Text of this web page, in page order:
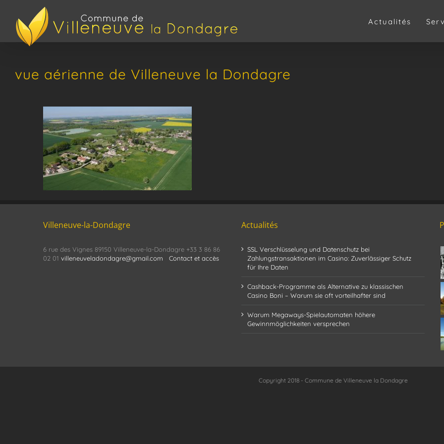
contenu
Actualités
vue aérienne de Villeneuve la Dondagre
Villeneuve-la-Dondagre
6 rue des Vignes 89150 Villeneuve-la-Dondagre +33 3 86 86
02 01 villeneuveladondagre@gmail.com Contact et accès
Actualités
SSL Verschlüsselung und Datenschutz bei
Zahlungstransaktionen im Casino: Zuverlässiger Schutz
für Ihre Daten
Cashback-Programme als Alternative zu klassischen
Casino Boni – Warum sie oft vorteilhafter sind
Warum Megaways-Spielautomaten höhere
Gewinnmöglichkeiten versprechen
Copyright 2018 - Commune de Villeneuve la Dondagre